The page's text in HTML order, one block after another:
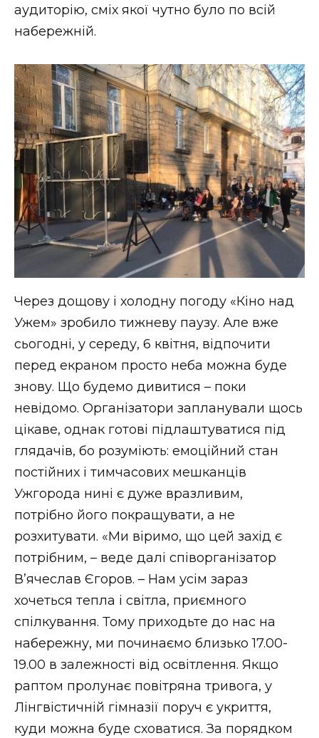
аудиторію, сміх якої чутно було по всій
набережній.
Через дощову і холодну погоду «Кіно над
Ужем» зробило тижневу паузу. Але вже
сьогодні, у середу, 6 квітня, відпочити
перед екраном просто неба можна буде
знову. Що будемо дивитися – поки
невідомо. Організатори запланували щось
цікаве, однак готові підлаштуватися під
глядачів, бо розуміють: емоційний стан
постійних і тимчасових мешканців
Ужгорода нині є дуже вразливим,
потрібно його покращувати, а не
розхитувати. «Ми віримо, що цей захід є
потрібним, – веде далі співорганізатор
В’ячеслав Єгоров. – Нам усім зараз
хочеться тепла і світла, приємного
спілкування. Тому приходьте до нас на
набережну, ми починаємо близько 17.00-
19.00 в залежності від освітлення. Якщо
раптом пролунає повітряна тривога, у
Лінгвістичній гімназії поруч є укриття,
куди можна буде сховатися. За порядком